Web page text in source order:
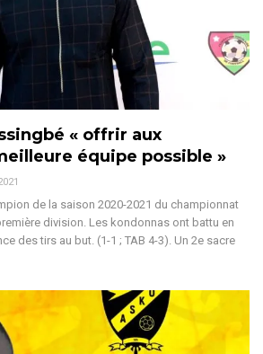
« offrir aux
équipe possible »
de la saison 2020-2021 du championnat
division. Les kondonnas ont battu en
des tirs au but. (1-1 ; TAB 4-3). Un 2e sacre